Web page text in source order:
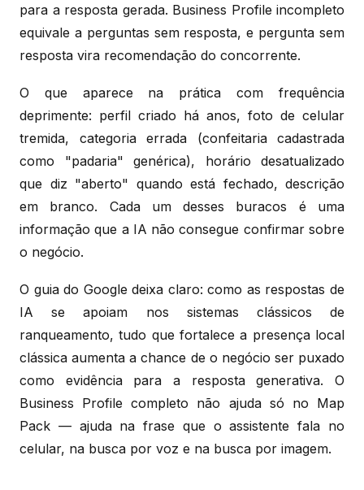
para a resposta gerada. Business Profile incompleto
equivale a perguntas sem resposta, e pergunta sem
resposta vira recomendação do concorrente.
O que aparece na prática com frequência
deprimente: perfil criado há anos, foto de celular
tremida, categoria errada (confeitaria cadastrada
como "padaria" genérica), horário desatualizado
que diz "aberto" quando está fechado, descrição
em branco. Cada um desses buracos é uma
informação que a IA não consegue confirmar sobre
o negócio.
O guia do Google deixa claro: como as respostas de
IA se apoiam nos sistemas clássicos de
ranqueamento, tudo que fortalece a presença local
clássica aumenta a chance de o negócio ser puxado
como evidência para a resposta generativa. O
Business Profile completo não ajuda só no Map
Pack — ajuda na frase que o assistente fala no
celular, na busca por voz e na busca por imagem.